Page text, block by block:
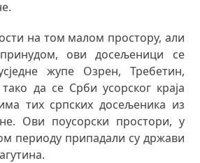
на том малом простору, али
ови досељеници се
жупе Озрен, Требетин,
да се Срби усорског краја
тих српских досељеника из
Ови поусорски простори, у
периоду припадали су држави